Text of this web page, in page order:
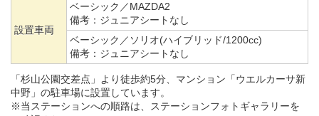
設置車両
ベーシック／MAZDA2
備考： ジュニアシートなし
ベーシック／ソリオ(ハイブリッド/1200cc)
備考： ジュニアシートなし
「杉山公園交差点」より徒歩約5分、マンション「ウエルカーサ新
中野」の駐車場に設置しています。
※当ステーションへの順路は、ステーションフォトギャラリーを